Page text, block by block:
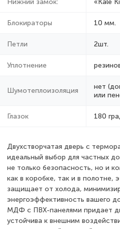
Нижний замок: «Kale
Блокираторы 10 мм.
Петли 2шт.
Уплотнение
Шумотеплоизоляция
нет
или
Глазок 180
Двухстворчатая дверь с
идеальный выбор для частных
не только безопасность, но и
как в коробке, так и в полотне,
защищает от холода,
энергоэффективность вашего
МДФ с ПВХ-панелями придает
устойчива к внешним